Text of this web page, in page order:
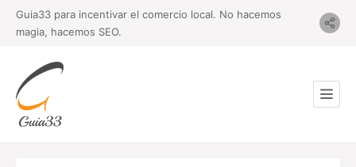
Guia33 para incentivar el comercio local. No hacemos
magia, hacemos SEO.